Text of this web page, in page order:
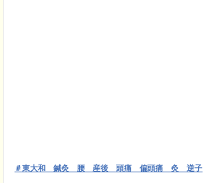
＃東大和 鍼灸 腰 産後 頭痛 偏頭痛 灸 逆子